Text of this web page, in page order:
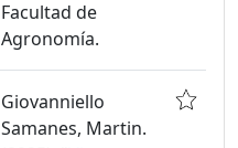
Facultad de
Agronomía.
Giovanniello
Samanes, Martin.